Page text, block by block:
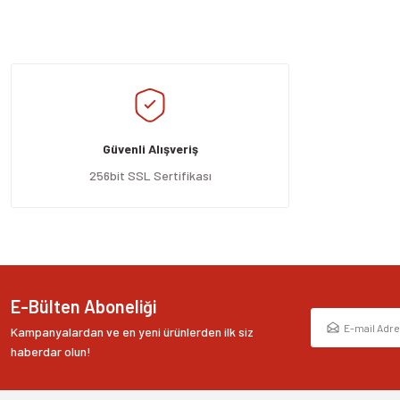
Güvenli Alışveriş
256bit SSL Sertifikası
E-Bülten Aboneliği
Kampanyalardan ve en yeni ürünlerden ilk siz
haberdar olun!